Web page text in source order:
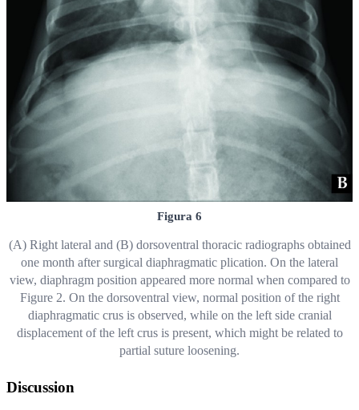
Figura 6
(A) Right lateral and (B) dorsoventral thoracic radiographs obtained
one month after surgical diaphragmatic plication. On the lateral
view, diaphragm position appeared more normal when compared to
Figure 2. On the dorsoventral view, normal position of the right
diaphragmatic crus is observed, while on the left side cranial
displacement of the left crus is present, which might be related to
partial suture loosening.
Discussion